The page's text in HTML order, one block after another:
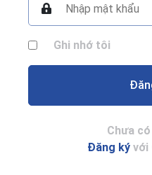
Ghi nhớ tôi
Chưa
Đăng ký với